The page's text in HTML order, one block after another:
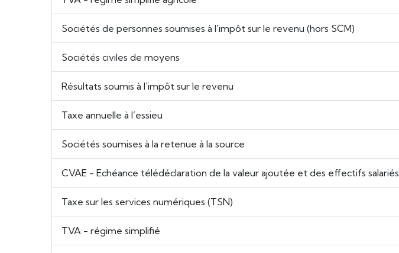
Sociétés de personnes soumises à l'impôt sur le revenu (hors SCM)
Sociétés civiles de moyens
Résultats soumis à l'impôt sur le revenu
Taxe annuelle à l’essieu
Sociétés soumises à la retenue à la source
CVAE - Echéance télédéclaration de la valeur ajoutée et des effectifs salariés
Taxe sur les services numériques (TSN)
TVA - régime simplifié